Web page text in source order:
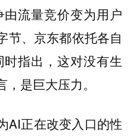
流量竞价变为用户
节、京东都依托各自
指出，这对没有生
是巨大压力。
AI正在改变入口的性